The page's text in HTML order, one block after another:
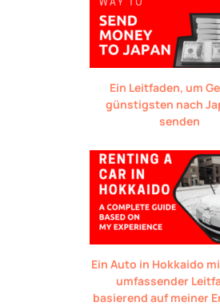
Ein Leitfaden, um
günstigsten nach
senden
Ein Auto in Hokkaido
umfassender
basierend auf meiner